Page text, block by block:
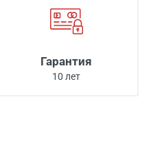
Гарантия
10 лет